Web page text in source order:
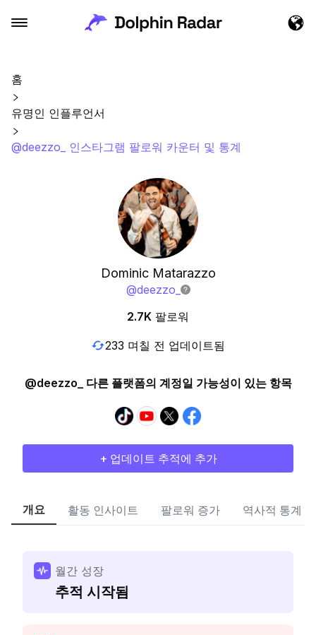
홈
유명인 인플루언서
@deezzo_ 인스타그램 팔로워 카운터 및 통계
Dominic Matarazzo
@deezzo_
2.7K 팔로워
233 며칠 전 업데이트됨
@deezzo_ 다른 플랫폼의 계정일 가능성이 있는 항목
+ 업데이트 추적에 추가
개요 활동 인사이트 팔로워 증가 역사적 통계
월간 성장
추적 시작됨